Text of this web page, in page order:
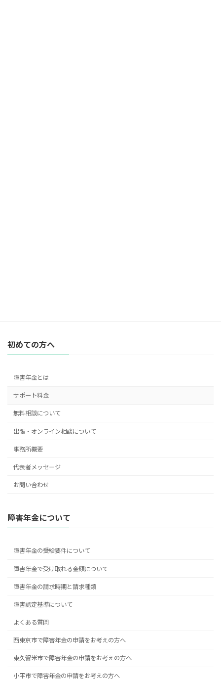
初めての方へ
障害年金とは
サポート料金
無料相談について
出張・オンライン相談について
事務所概要
代表者メッセージ
お問い合わせ
障害年金について
障害年金の受給要件について
障害年金で受け取れる金額について
障害年金の請求時期と請求種類
障害認定基準について
よくある質問
西東京市で障害年金の申請をお考えの方へ
東久留米市で障害年金の申請をお考えの方へ
小平市で障害年金の申請をお考えの方へ